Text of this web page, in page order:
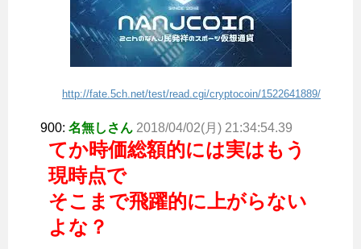
http://fate.5ch.net/test/read.cgi/cryptocoin/1522641889/
900: 名無しさん 2018/04/02(月) 21:34:54.39
てか時価総額的には実はもう
現時点で
そこまで飛躍的に上がらない
よな？